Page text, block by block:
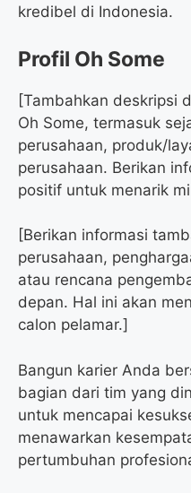
kredibel di Indonesia.
Profil Oh Some
[Tambahkan deskripsi
Oh Some, termasuk
perusahaan, produk/
perusahaan. Berikan
positif untuk menarik
[Berikan informasi
perusahaan,
atau rencana
depan. Hal ini akan
calon pelamar.]
Bangun karier Anda
bagian dari tim yang
untuk mencapai
menawarkan
pertumbuhan